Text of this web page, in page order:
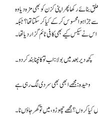
رکھا پھر اپنی کزن کو بھی مزہ دیا وہ
ہوا محسوس کرکے کیا کرسکتا تھا؟ جبکہ
اس نے سیکس کیے بھی کافی ٹائم گزار دیا تھا۔
کچھ دیر بعد میں بولا: اب تو کانپنا بند کردو۔
وحیدہ: مجھے ابھی بھی سردی لگ رہی ہے
کروں؟ مجھے چھوڑو، میں تو گھر جاؤں نا۔